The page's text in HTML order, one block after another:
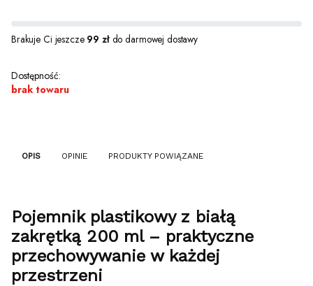
Brakuje Ci jeszcze 99 złdo darmowej dostawy
Dostępność:
brak towaru
OPIS OPINIE PRODUKTY POWIĄZANE
Pojemnik plastikowy z białą
zakrętką 200 ml – praktyczne
przechowywanie w każdej
przestrzeni